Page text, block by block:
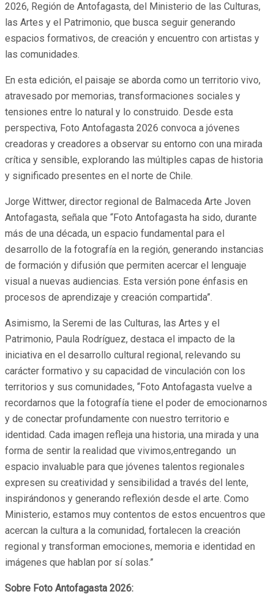
2026, Región de Antofagasta, del Ministerio de las Culturas,
las Artes y el Patrimonio, que busca seguir generando
espacios formativos, de creación y encuentro con artistas y
las comunidades.
En esta edición, el paisaje se aborda como un territorio vivo,
atravesado por memorias, transformaciones sociales y
tensiones entre lo natural y lo construido. Desde esta
perspectiva, Foto Antofagasta 2026 convoca a jóvenes
creadoras y creadores a observar su entorno con una mirada
crítica y sensible, explorando las múltiples capas de historia
y significado presentes en el norte de Chile.
Jorge Wittwer, director regional de Balmaceda Arte Joven
Antofagasta, señala que “Foto Antofagasta ha sido, durante
más de una década, un espacio fundamental para el
desarrollo de la fotografía en la región, generando instancias
de formación y difusión que permiten acercar el lenguaje
visual a nuevas audiencias. Esta versión pone énfasis en
procesos de aprendizaje y creación compartida”.
Asimismo, la Seremi de las Culturas, las Artes y el
Patrimonio, Paula Rodríguez, destaca el impacto de la
iniciativa en el desarrollo cultural regional, relevando su
carácter formativo y su capacidad de vinculación con los
territorios y sus comunidades, “Foto Antofagasta vuelve a
recordarnos que la fotografía tiene el poder de emocionarnos
y de conectar profundamente con nuestro territorio e
identidad. Cada imagen refleja una historia, una mirada y una
forma de sentir la realidad que vivimos,entregando un
espacio invaluable para que jóvenes talentos regionales
expresen su creatividad y sensibilidad a través del lente,
inspirándonos y generando reflexión desde el arte. Como
Ministerio, estamos muy contentos de estos encuentros que
acercan la cultura a la comunidad, fortalecen la creación
regional y transforman emociones, memoria e identidad en
imágenes que hablan por sí solas.”
Sobre Foto Antofagasta 2026: